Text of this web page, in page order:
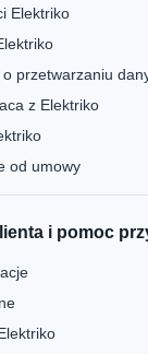
Elektriko
przetwarzaniu
z Elektriko
od umowy
i pomoc